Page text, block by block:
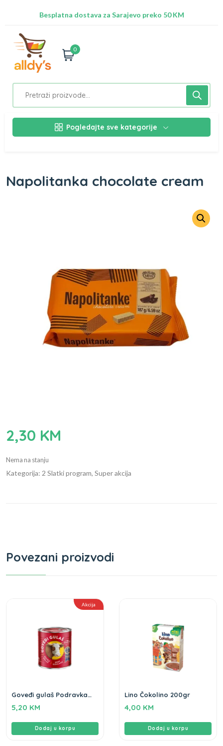
Besplatna dostava za Sarajevo preko 50 KM
0
Pogledajte sve kategorije
Napolitanka chocolate cream
2,30 KM
Nema na stanju
Kategorija: 2 Slatki program, Super akcija
Povezani proizvodi
Akcija
Goveđi gulaš Podravka
5,20 KM
Dodaj u korpu
Lino Čokolino 200gr
4,00 KM
Dodaj u korpu